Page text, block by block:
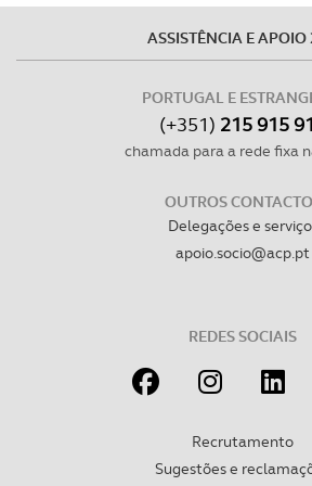
O ACP garantirá que as
dados pessoais serão realizadas
consentimento e quando tal se
Realçamos que o bloqueio de certo
tecnologias similares pode ter
ASSISTÊNCIA E APOIO
PORTUGAL E
(+351) 215 915
chamada para a rede fixa
OUTROS
Delegações e
apoio.socio@acp.pt
REDES SOCIAIS
Recrutamento
Sugestões e